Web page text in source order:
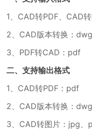
1、CAD转PDF、CAD
2、CAD版本转换：dwg
3、PDF转CAD：pdf
二、支持输出格式
1、CAD转PDF：pdf
2、CAD版本转换：dwg
3、CAD转图片：jpg、